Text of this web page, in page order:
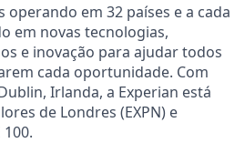
operando em 32 países e a cada
em novas tecnologias,
e inovação para ajudar todos
cada oportunidade. Com
Irlanda, a Experian está
de Londres (EXPN) e